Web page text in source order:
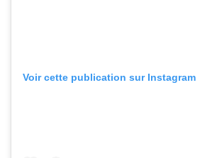
Voir cette publication sur Instagram